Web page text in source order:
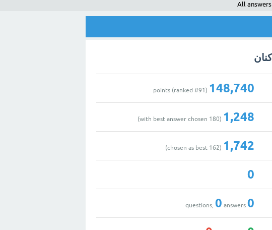
All answers
148,740
91)
1,248
(
180
1,742
(
162
chosen as best)
0
0
questions,
0 answers